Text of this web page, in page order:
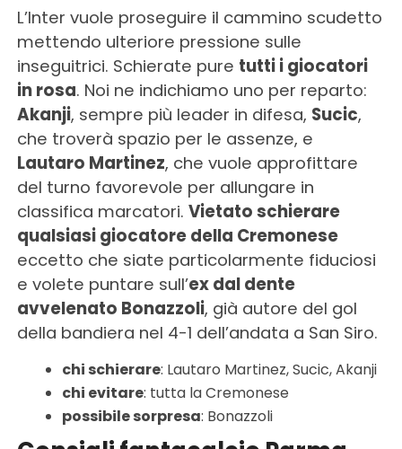
L’Inter vuole proseguire il cammino scudetto
mettendo ulteriore pressione sulle
inseguitrici. Schierate pure tutti i giocatori
in rosa. Noi ne indichiamo uno per reparto:
Akanji, sempre più leader in difesa, Sucic,
che troverà spazio per le assenze, e
Lautaro Martinez, che vuole approfittare
del turno favorevole per allungare in
classifica marcatori. Vietato schierare
qualsiasi giocatore della Cremonese
eccetto che siate particolarmente fiduciosi
e volete puntare sull’ex dal dente
avvelenato Bonazzoli, già autore del gol
della bandiera nel 4-1 dell’andata a San Siro.
chi schierare: Lautaro Martinez, Sucic, Akanji
chi evitare: tutta la Cremonese
possibile sorpresa: Bonazzoli